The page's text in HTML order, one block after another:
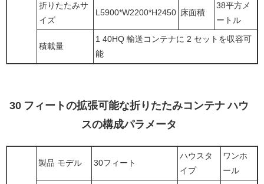
折りたたみサ
イズ
L5900*W2200*H2450 床面積
38平方メ
ートル
積載量
1 40HQ 輸送コンテナに 2 セットを収容可
能
30 フィートの拡張可能な折りたたみコンテナ ハウ
スの構成パラメータ
製品 モデル 30フィート
ハウスタ
イプ
ワンホ
ール